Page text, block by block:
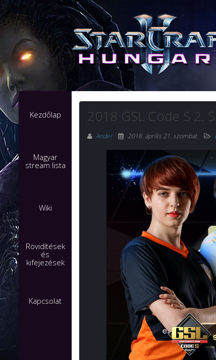
Kezdőlap
Magyar
stream lista
Wiki
Rövidítések
és
kifejezések
Kapcsolat
2018 GSL Code S 2.
Ander 2018. április 21. szombat.